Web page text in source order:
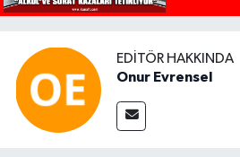
EDITÖR HAKKINDA
Onur Evrensel